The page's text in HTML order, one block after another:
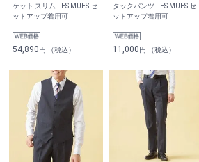
ケット スリム LES MUES セ
ットアップ着用可
54,890円 （税込）
タックパンツ LES MUES セ
ットアップ着用可
11,000円 （税込）